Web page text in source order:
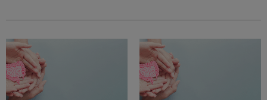
Lees ook:Duurzamer eten is goed voor de lijn!